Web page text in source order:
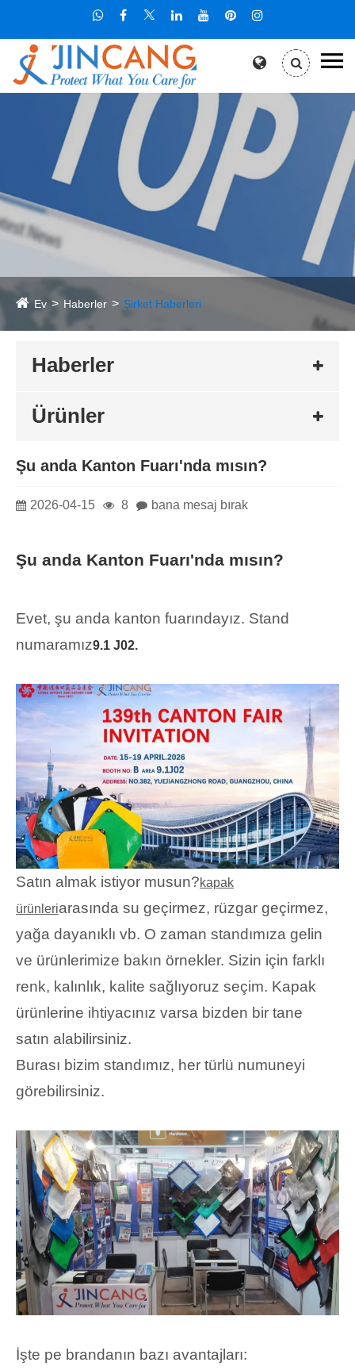
Ev Haberler Şirket Haberleri
Haberler
Ürünler
Şu anda Kanton Fuarı'nda mısın?
2026-04-15 8 bana mesaj bırak
Şu anda Kanton Fuarı'nda mısın?
Evet, şu anda kanton fuarındayız. Stand
numaramız9.1 J02.
Satın almak istiyor musun?kapak
ürünleriarasında su geçirmez, rüzgar geçirmez,
yağa dayanıklı vb. O zaman standımıza gelin
ve ürünlerimize bakın örnekler. Sizin için farklı
renk, kalınlık, kalite sağlıyoruz seçim. Kapak
ürünlerine ihtiyacınız varsa bizden bir tane
satın alabilirsiniz.
Burası bizim standımız, her türlü numuneyi
görebilirsiniz.
İşte pe brandanın bazı avantajları: